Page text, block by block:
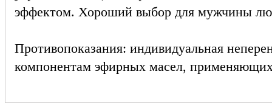
эффектом. Хороший выбор для мужчины
Противопоказания: индивидуальная
компонентам эфирных масел,